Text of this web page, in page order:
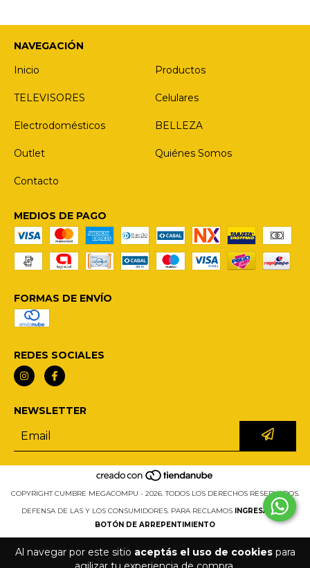
Al navegar por este sitio aceptás el uso de cookiespara
NAVEGACIÓN
Inicio
Productos
TELEVISORES Celulares
Electrodomésticos BELLEZA
Outlet Quiénes Somos
Contacto
MEDIOS DE PAGO
FORMAS DE ENVÍO
REDES SOCIALES
NEWSLETTER
COPYRIGHT CUMBRE MEGACOMPU - 2026. TODOS LOS DERECHOS RESERVADOS.
DEFENSA DE LAS Y LOS CONSUMIDORES. PARA RECLAMOS
INGRESÁ ACÁ.
BOTÓN DE ARREPENTIMIENTO